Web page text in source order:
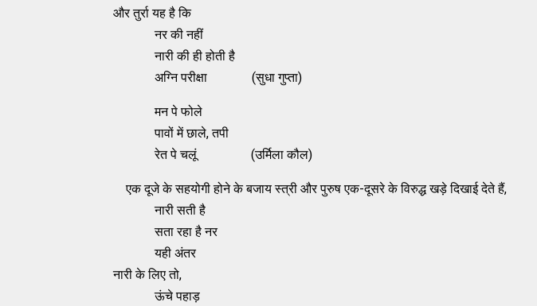
और तुर्रा यह है कि
नर की नहीं
नारी की ही होती है
अग्नि परीक्षा (सुधा गुप्ता)
मन पे फोले
पावों में छाले, तपी
रेत पे चलूं (उर्मिला कौल)
एक दूजे के सहयोगी होने के बजाय स्त्री और पुरुष एक-दूसरे के विरुद्ध खड़े दिखाई देते हैं,
नारी सती है
सता रहा है नर
यही अंतर
नारी के लिए तो,
ऊंचे पहाड़